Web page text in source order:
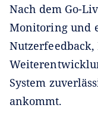
Nach dem Go-
Monitoring und
System
ankommt.